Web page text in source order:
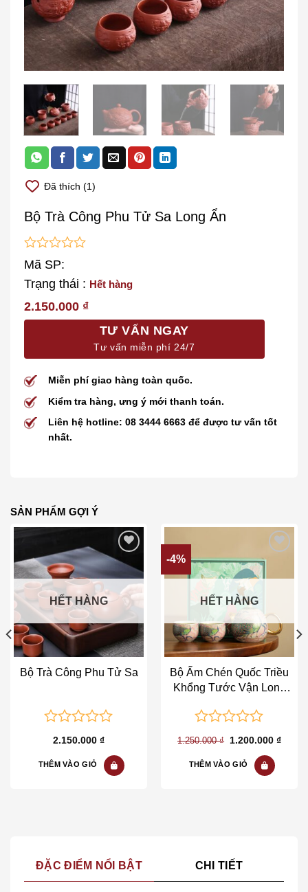
Đã thích (1)
Bộ Trà Công Phu Tử Sa Long Ẩn
0
of
Mã SP:
Trạng thái : Hết hàng
2.150.000 ₫
TƯ VẤN NGAY
Tư vấn miễn phí 24/7
Miễn phí giao hàng toàn quốc.
Kiểm tra hàng, ưng ý mới thanh toán.
Liên hệ hotline: 08 3444 6663 để được tư vấn tốt
nhất.
SẢN PHẨM GỢI Ý
Add to wishlist
HẾT HÀNG
Bộ Trà Công Phu Tử Sa
of
2.150.000 ₫
THÊM VÀO GIỎ
-4%
Add to wishlist
HẾT HÀNG
Bộ Ấm Chén Quốc Triều
Khổng Tước Vận Long
0
of
1.250.000₫ Giá
1.250.000 ₫.
1.200.000 ₫Giá
THÊM VÀO GIỎ
ĐẶC ĐIỂM NỔI BẬT CHI TIẾT